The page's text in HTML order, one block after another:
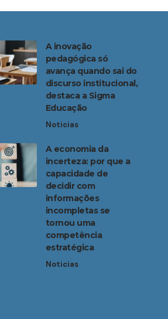
A inovação
pedagógica só
avança quando sai do
discurso institucional,
destaca a Sigma
Educação
Noticias
A economia da
incerteza: por que a
capacidade de
decidir com
informações
incompletas se
tornou uma
competência
estratégica
Noticias